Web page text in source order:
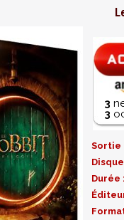
3
3
Sortie
Durée :